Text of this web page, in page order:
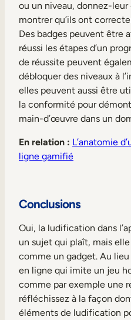
ou un niveau, donnez-
montrer qu’ils ont
Des badges peuvent être
réussi les étapes d’un
de réussite peuvent
débloquer des niveaux à
elles peuvent aussi être
la conformité pour
main-d’œuvre dans un
En relation : L’anatomie
ligne gamifié
Conclusions
Oui, la ludification dans
un sujet qui plaît, mais
comme un gadget. Au
en ligne qui imite un jeu
comme par exemple une
réfléchissez à la façon
éléments de ludification